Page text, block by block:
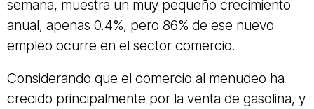
semana, muestra un muy pequeño crecimiento
anual, apenas 0.4%, pero 86% de ese nuevo
empleo ocurre en el sector comercio.
Considerando que el comercio al menudeo ha
crecido principalmente por la venta de gasolina, y